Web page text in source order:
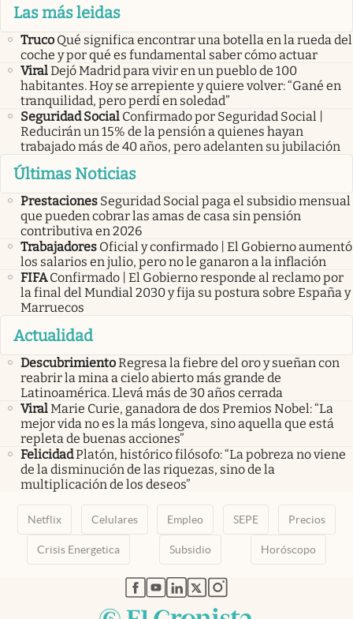
Las más leidas
Truco Qué significa encontrar una botella en la rueda del
coche y por qué es fundamental saber cómo actuar
ViralDejó Madrid para vivir en un pueblo de 100
habitantes. Hoy se arrepiente y quiere volver: “Gané en
tranquilidad, pero perdí en soledad”
Seguridad Social Confirmado por Seguridad Social |
Reducirán un 15% de la pensión a quienes hayan
trabajado más de 40 años, pero adelanten su jubilación
Últimas Noticias
Prestaciones Seguridad Social paga el subsidio mensual
que pueden cobrar las amas de casa sin pensión
contributiva en 2026
Trabajadores Oficial y confirmado | El Gobierno aumentó
los salarios en julio, pero no le ganaron a la inflación
FIFA Confirmado | El Gobierno responde al reclamo por
la final del Mundial 2030 y fija su postura sobre España y
Marruecos
Actualidad
DescubrimientoRegresa la fiebre del oro y sueñan con
reabrir la mina a cielo abierto más grande de
Latinoamérica. Llevá más de 30 años cerrada
ViralMarie Curie, ganadora de dos Premios Nobel: “La
mejor vida no es la más longeva, sino aquella que está
repleta de buenas acciones”
FelicidadPlatón, histórico filósofo: “La pobreza no viene
de la disminución de las riquezas, sino de la
multiplicación de los deseos”
Netflix Celulares Empleo SEPE Precios
Crisis Energetica Subsidio Horóscopo
abre en nueva pestaña
abre en nueva pestaña
abre en nueva pestaña
abre en nueva pestaña
abre en nueva pestaña